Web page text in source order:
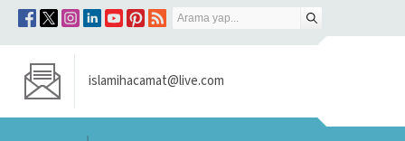
islamihacamat@live.com